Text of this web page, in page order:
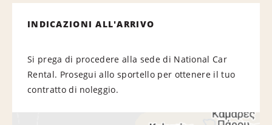
INDICAZIONI ALL'ARRIVO
Si prega di procedere alla sede di National Car
Rental. Prosegui allo sportello per ottenere il tuo
contratto di noleggio.